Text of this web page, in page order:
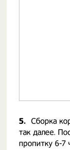
5. Сборка
так далее.
пропитку 6-7